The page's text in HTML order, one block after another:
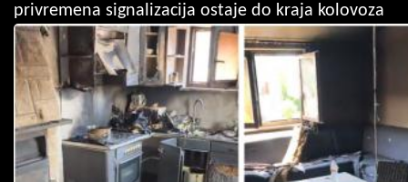
privremena signalizacija ostaje do kraja kolovoza